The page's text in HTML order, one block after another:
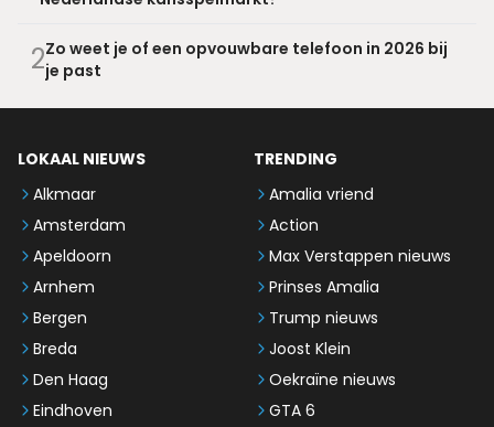
2Zo weet je of een opvouwbare telefoon in 2026 bij
je past
LOKAAL NIEUWS
Alkmaar
Amsterdam
Apeldoorn
Arnhem
Bergen
Breda
Den Haag
Eindhoven
TRENDING
Amalia vriend
Action
Max Verstappen nieuws
Prinses Amalia
Trump nieuws
Joost Klein
Oekraïne nieuws
GTA 6